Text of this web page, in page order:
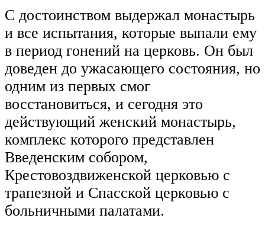
С достоинством выдержал монастырь
и все испытания, которые выпали ему
в период гонений на церковь. Он был
доведен до ужасающего состояния, но
одним из первых смог
восстановиться, и сегодня это
действующий женский монастырь,
комплекс которого представлен
Введенским собором,
Крестовоздвиженской церковью с
трапезной и Спасской церковью с
больничными палатами.